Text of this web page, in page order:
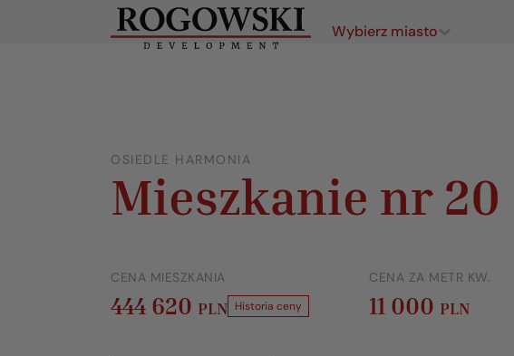
Wybierz miasto
OSIEDLE HARMONIA
Mieszkanie nr 20
CENA MIESZKANIA
444 620 PLN Historia ceny
CENA ZA METR KW.
11 000 PLN